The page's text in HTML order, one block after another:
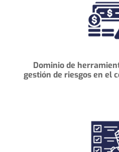
Dominio de
gestión de riesgos en el